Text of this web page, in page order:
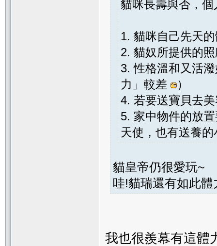
貓咪長壽與否，
1. 貓咪自己先天
2. 貓奴所提供的
3. 性格溫和又活
力」較差
）
4. 若要送寶貝去
5. 家中物件的放
天使，也有送養
貓皇帝仍很愛玩~
哇!貓瑞還有如此
我也很羨幕有這體